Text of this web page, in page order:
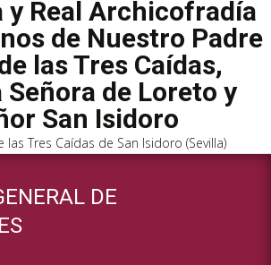
Real Archicofradía
de Nuestro Padre
las Tres Caídas,
Señora de Loreto y
San Isidoro
Tres Caídas de San Isidoro (Sevilla)
DE